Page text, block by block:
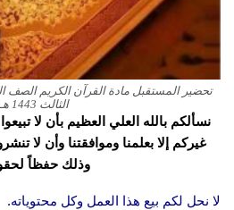
تحضير المستقبل مادة القرآن الكريم الصف
الثالث 1443 هـ
نسألكم بالله العلي العظيم بأن لا
غيركم إلا بعلمنا وموافقتنا وأن لا
وذلك حفظاً
لا نحل لكم بيع هذا العمل وكل محتوياته.